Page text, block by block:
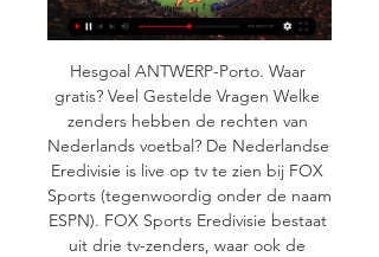
Hesgoal ANTWERP-Porto. Waar
gratis? Veel Gestelde Vragen Welke
zenders hebben de rechten van
Nederlands voetbal? De Nederlandse
Eredivisie is live op tv te zien bij FOX
Sports (tegenwoordig onder de naam
ESPN). FOX Sports Eredivisie bestaat
uit drie tv-zenders, waar ook de